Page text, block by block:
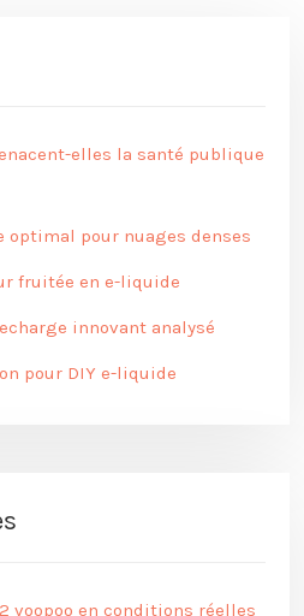
elles la santé publique
optimal pour nuages denses
fruitée en e-liquide
innovant analysé
pour DIY e-liquide
voopoo en conditions réelles